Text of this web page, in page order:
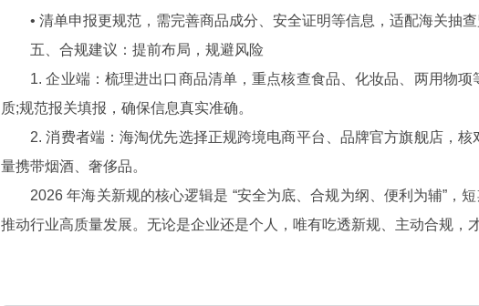
• 清单申报更规范，需完善商品成分、安全证明等信息，适配海关抽查
五、合规建议：提前布局，规避风险
1. 企业端：梳理进出口商品清单，重点核查食品、化妆品、两用物项
质;规范报关填报，确保信息真实准确。
2. 消费者端：海淘优先选择正规跨境电商平台、品牌官方旗舰店，核
量携带烟酒、奢侈品。
2026 年海关新规的核心逻辑是 “安全为底、合规为纲、便利为辅”，短
推动行业高质量发展。无论是企业还是个人，唯有吃透新规、主动合规，